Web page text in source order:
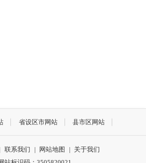
省设区市网站 县市区网站
联系我们 | 网站地图 | 关于我们